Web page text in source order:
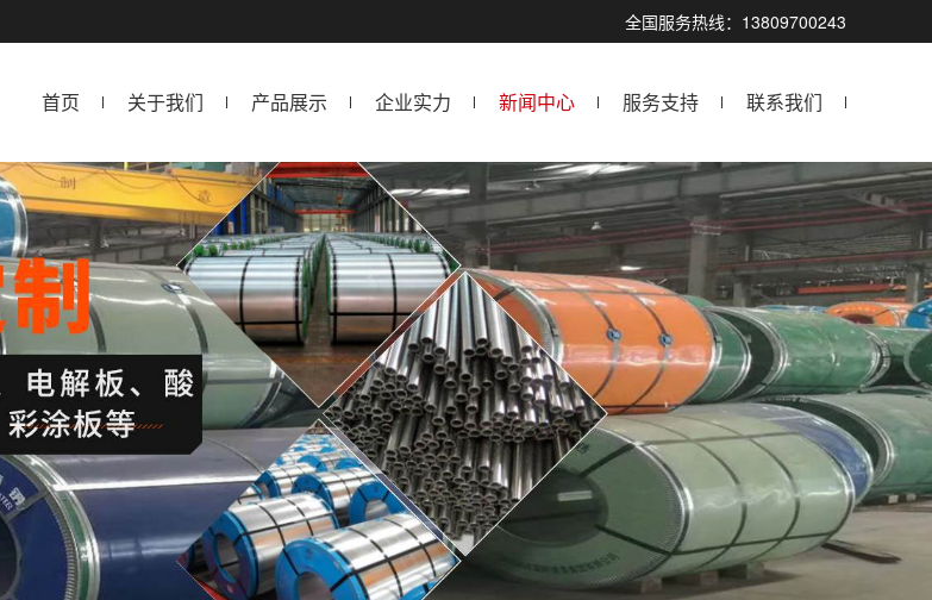
全国服务热线：13809700243
首页 关于我们 产品展示 企业实力 新闻中心 服务支持 联系我们